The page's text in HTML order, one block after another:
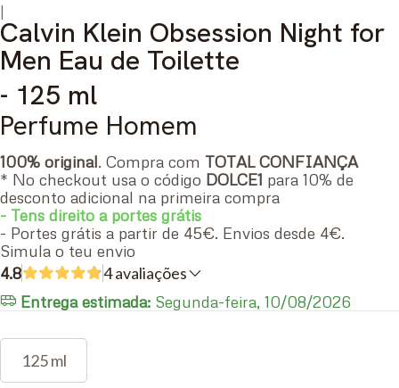
|
Calvin Klein Obsession Night for
Men Eau de Toilette
- 125 ml
Perfume Homem
100% original. Compra com TOTAL CONFIANÇA
* No checkout usa o código DOLCE1 para 10% de
desconto adicional na primeira compra
- Tens direito a portes grátis
- Portes grátis a partir de 45€. Envios desde 4€.
Simula o teu envio
4.8
4 avaliações
Entrega estimada: Segunda-feira, 10/08/2026
125 ml